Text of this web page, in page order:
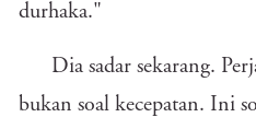
durhaka."
Dia sadar sekarang.
bukan soal kecepatan. Ini